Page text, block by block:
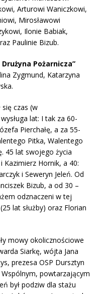
Arturowi Waniczkowi,
Mirosławowi
Ilonie Babiak,
Paulinie Bizub.
Pożarnicza”
Zygmund, Katarzyna
czas (w
lat: I tak za 60-
Pierchałę, a za 55-
Pitka, Walentego
45 lat swojego życia
Kazimierz Hornik, a 40:
i Seweryn Jeleń. Od
Bizub, a od 30 –
odznaczeni w tej
lat służby) oraz Florian
mowy okolicznościowe
Siarkę, wójta Jana
prezesa OSP Dursztyn
powtarzającym
był podziw dla stażu